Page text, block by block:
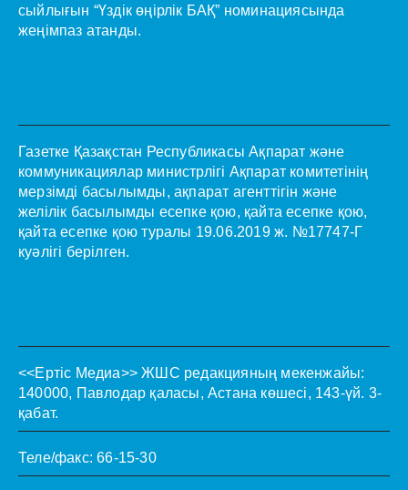
сыйлығын “Үздік өңірлік БАҚ” номинациясында
жеңімпаз атанды.
Газетке Қазақстан Республикасы Ақпарат және
коммуникациялар министрлігі Ақпарат комитетінің
мерзімді басылымды, ақпарат агенттігін және
желілік басылымды есепке қою, қайта есепке қою,
қайта есепке қою туралы 19.06.2019 ж. №17747-Г
куәлігі берілген.
<<Ертіс Медиа>> ЖШС редакцияның мекенжайы:
140000, Павлодар қаласы, Астана көшесі, 143-үй. 3-
қабат.
Теле/факс: 66-15-30